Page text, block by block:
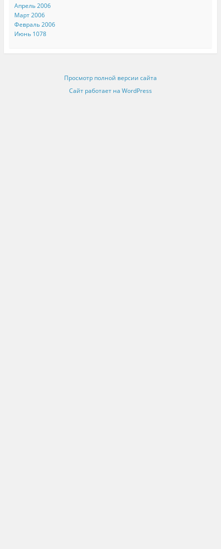
Апрель 2006
Март 2006
Февраль 2006
Июнь 1078
Просмотр полной версии сайта
Сайт работает на WordPress